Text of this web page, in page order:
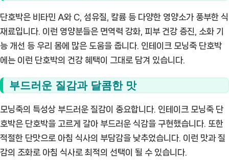
단호박은 비타민 A와 C, 섬유질, 칼륨 등 다양한 영양소가 풍부한 식
재료입니다. 이런 영양분들은 면역력 강화, 피부 건강 증진, 소화 기
능 개선 등 우리 몸에 많은 도움을 줍니다. 인테이크 모닝죽 단호박
에는 이런 단호박의 건강 혜택이 그대로 담겨 있습니다.
부드러운 질감과 달콤한 맛
모닝죽의 특성상 부드러운 질감이 중요합니다. 인테이크 모닝죽 단
호박은 단호박을 고르게 갈아 부드러운 식감을 구현했습니다. 또한
적절한 단맛으로 아침 식사의 부담감을 낮추었습니다. 이런 맛과 질
감의 조화로 아침 식사로 최적의 선택이 될 수 있습니다.